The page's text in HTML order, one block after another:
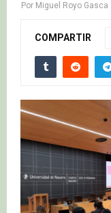
Por Miguel Royo Gasca
COMPARTIR